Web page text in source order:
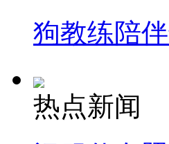
狗教练陪
热点新闻